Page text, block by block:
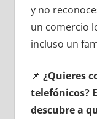
у no
un comercio
incluso un
📌 ¿Quieres
telefónicos?
descubre а